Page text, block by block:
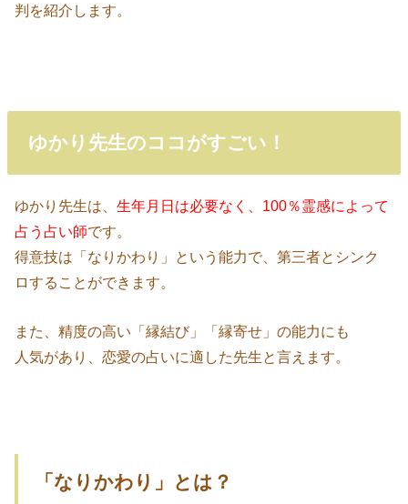
判を紹介します。
ゆかり先生のココがすごい！
ゆかり先生は、生年月日は必要なく、100％霊感によって
占う占い師です。
得意技は「なりかわり」という能力で、第三者とシンク
ロすることができます。
また、精度の高い「縁結び」「縁寄せ」の能力にも
人気があり、恋愛の占いに適した先生と言えます。
「なりかわり」とは？